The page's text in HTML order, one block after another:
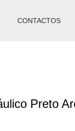
CONTACTOS
Preto